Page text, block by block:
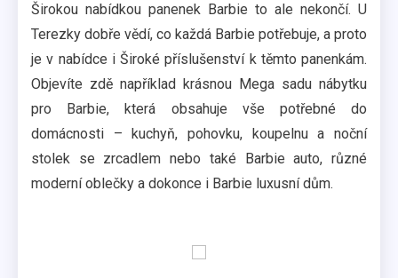
Širokou nabídkou panenek Barbie to ale nekončí. U
Terezky dobře vědí, co každá Barbie potřebuje, a proto
je v nabídce i Široké příslušenství k těmto panenkám.
Objevíte zdě například krásnou Mega sadu nábytku
pro Barbie, která obsahuje vše potřebné do
domácnosti – kuchyň, pohovku, koupelnu a noční
stolek se zrcadlem nebo také Barbie auto, různé
moderní oblečky a dokonce i Barbie luxusní dům.